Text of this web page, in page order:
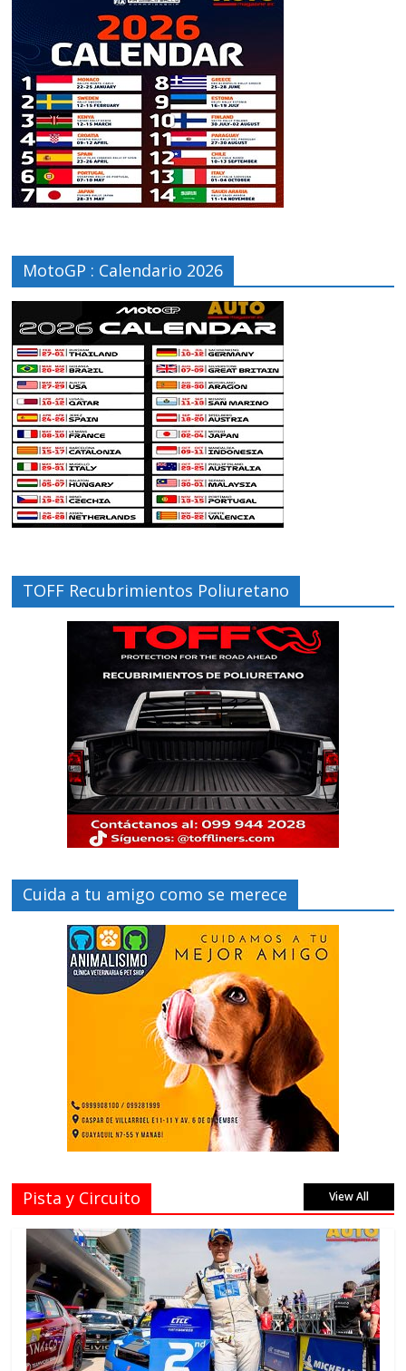
MotoGP : Calendario 2026
TOFF Recubrimientos Poliuretano
Cuida a tu amigo como se merece
Pista y Circuito View All